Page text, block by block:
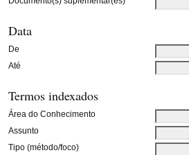
Data
De
Até
Termos indexados
Área do Conhecimento
Assunto
Tipo (método/foco)